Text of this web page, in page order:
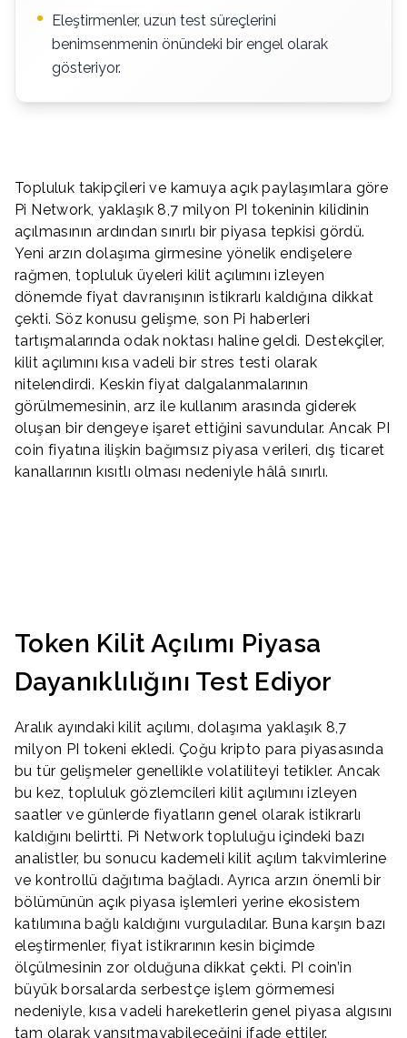
Eleştirmenler, uzun test süreçlerini
benimsenmenin önündeki bir engel olarak
gösteriyor.
Topluluk takipçileri ve kamuya açık paylaşımlara göre
Pi Network, yaklaşık 8,7 milyon PI tokeninin kilidinin
açılmasının ardından sınırlı bir piyasa tepkisi gördü.
Yeni arzın dolaşıma girmesine yönelik endişelere
rağmen, topluluk üyeleri kilit açılımını izleyen
dönemde fiyat davranışının istikrarlı kaldığına dikkat
çekti. Söz konusu gelişme, son Pi haberleri
tartışmalarında odak noktası haline geldi. Destekçiler,
kilit açılımını kısa vadeli bir stres testi olarak
nitelendirdi. Keskin fiyat dalgalanmalarının
görülmemesinin, arz ile kullanım arasında giderek
oluşan bir dengeye işaret ettiğini savundular. Ancak PI
coin fiyatına ilişkin bağımsız piyasa verileri, dış ticaret
kanallarının kısıtlı olması nedeniyle hâlâ sınırlı.
Token Kilit Açılımı Piyasa
Dayanıklılığını Test Ediyor
Aralık ayındaki kilit açılımı, dolaşıma yaklaşık 8,7
milyon PI tokeni ekledi. Çoğu kripto para piyasasında
bu tür gelişmeler genellikle volatiliteyi tetikler. Ancak
bu kez, topluluk gözlemcileri kilit açılımını izleyen
saatler ve günlerde fiyatların genel olarak istikrarlı
kaldığını belirtti. Pi Network topluluğu içindeki bazı
analistler, bu sonucu kademeli kilit açılım takvimlerine
ve kontrollü dağıtıma bağladı. Ayrıca arzın önemli bir
bölümünün açık piyasa işlemleri yerine ekosistem
katılımına bağlı kaldığını vurguladılar. Buna karşın bazı
eleştirmenler, fiyat istikrarının kesin biçimde
ölçülmesinin zor olduğuna dikkat çekti. PI coin’in
büyük borsalarda serbestçe işlem görmemesi
nedeniyle, kısa vadeli hareketlerin genel piyasa algısını
tam olarak yansıtmayabileceğini ifade ettiler.